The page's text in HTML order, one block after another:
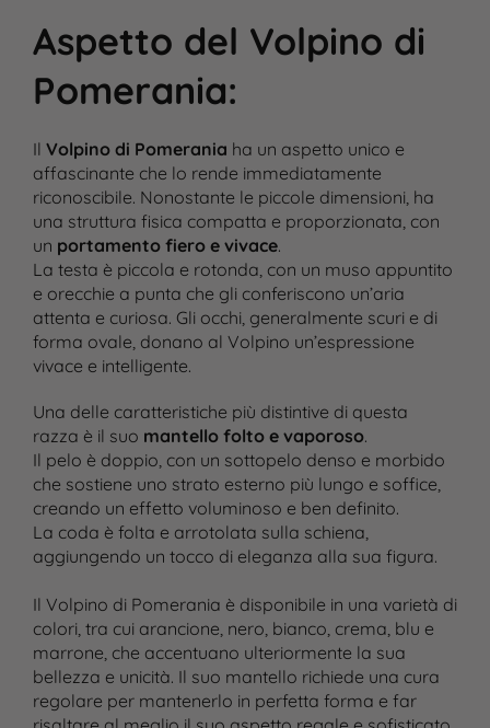
Aspetto del Volpino di
Pomerania:
Il Volpino di Pomerania ha un aspetto unico e
affascinante che lo rende immediatamente
riconoscibile. Nonostante le piccole dimensioni, ha
una struttura fisica compatta e proporzionata, con
un portamento fiero e vivace.
La testa è piccola e rotonda, con un muso appuntito
e orecchie a punta che gli conferiscono un’aria
attenta e curiosa. Gli occhi, generalmente scuri e di
forma ovale, donano al Volpino un’espressione
vivace e intelligente.
Una delle caratteristiche più distintive di questa
razza è il suo mantello folto e vaporoso.
Il pelo è doppio, con un sottopelo denso e morbido
che sostiene uno strato esterno più lungo e soffice,
creando un effetto voluminoso e ben definito.
La coda è folta e arrotolata sulla schiena,
aggiungendo un tocco di eleganza alla sua figura.
Il Volpino di Pomerania è disponibile in una varietà di
colori, tra cui arancione, nero, bianco, crema, blu e
marrone, che accentuano ulteriormente la sua
bellezza e unicità. Il suo mantello richiede una cura
regolare per mantenerlo in perfetta forma e far